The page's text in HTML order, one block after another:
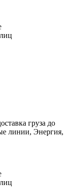
груза до
линии, Энергия,